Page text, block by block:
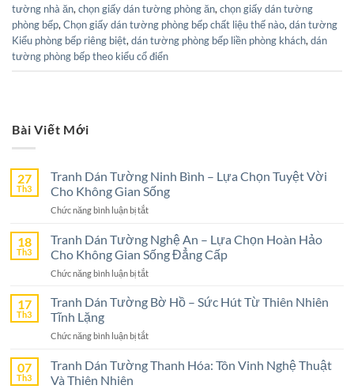
tường nhà ăn, chọn giấy dán tường phòng ăn, chọn giấy dán tường
phòng bếp, Chọn giấy dán tường phòng bếp chất liệu thế nào, dán tường
Kiểu phòng bếp riêng biệt, dán tường phòng bếp liền phòng khách, dán
tường phòng bếp theo kiểu cổ điển
Bài Viết Mới
27
Th3
Tranh Dán Tường Ninh Bình – Lựa Chọn Tuyệt Vời
Cho Không Gian Sống
Chức năng bình luận bị tắtở
Dán
Tường
Ninh
Bình
Lựa
Không
18
Th3
Tranh Dán Tường Nghệ An – Lựa Chọn Hoàn Hảo
Cho Không Gian Sống Đẳng Cấp
Chức năng bình luận bị tắtở
Dán
An
Lựa
17
Th3
Tranh Dán Tường Bờ Hồ – Sức Hút Từ Thiên Nhiên
Tĩnh Lặng
Chức năng bình luận bị tắtở
Dán
07
Th3
Tranh Dán Tường Thanh Hóa: Tôn Vinh Nghệ Thuật
Và Thiên Nhiên